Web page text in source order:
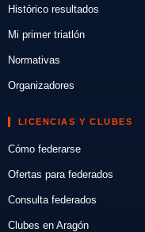
Histórico resultados
Mi primer triatlón
Normativas
Organizadores
LICENCIAS Y CLUBES
Cómo federarse
Ofertas para federados
Consulta federados
Clubes en Aragón